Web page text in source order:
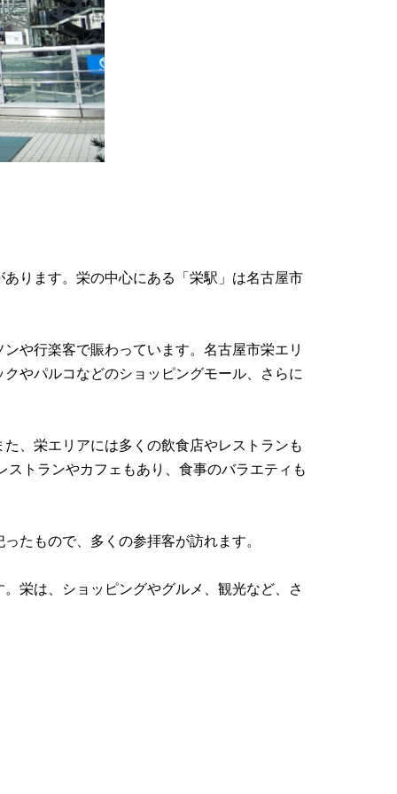
ります。栄の中心にある「栄駅」は名古屋市
や行楽客で賑わっています。名古屋市栄エリ
やパルコなどのショッピングモール、さらに
、栄エリアには多くの飲食店やレストランも
トランやカフェもあり、食事のバラエティも
たもので、多くの参拝客が訪れます。
栄は、ショッピングやグルメ、観光など、さ